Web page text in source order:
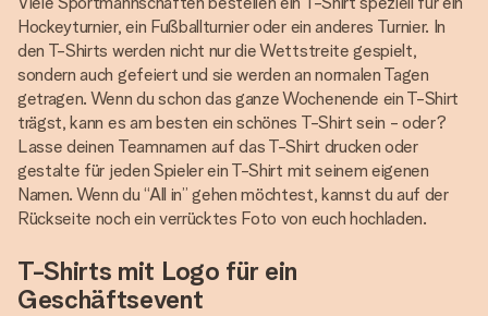
Hockeyturnier, ein Fußballturnier oder ein anderes Turnier. In
den T-Shirts werden nicht nur die Wettstreite gespielt,
sondern auch gefeiert und sie werden an normalen Tagen
getragen. Wenn du schon das ganze Wochenende ein T-Shirt
trägst, kann es am besten ein schönes T-Shirt sein - oder?
Lasse deinen Teamnamen auf das T-Shirt drucken oder
gestalte für jeden Spieler ein T-Shirt mit seinem eigenen
Namen. Wenn du “All in” gehen möchtest, kannst du auf der
Rückseite noch ein verrücktes Foto von euch hochladen.
T-Shirts mit Logo für ein
Geschäftsevent